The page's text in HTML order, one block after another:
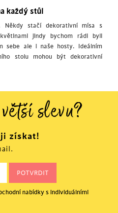
každý stůl
Někdy stačí dekorativní mísa s
jindy bychom rádi byli
sebe ale i naše hosty. Ideálním
stolu mohou být dekorativní
slevu?
ji získat!
nabídky s individuálními